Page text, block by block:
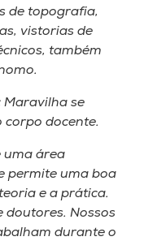
de topografia,
vistorias de
também
Maravilha se
docente.
uma área
permite uma boa
e a prática.
doutores. Nossos
durante o